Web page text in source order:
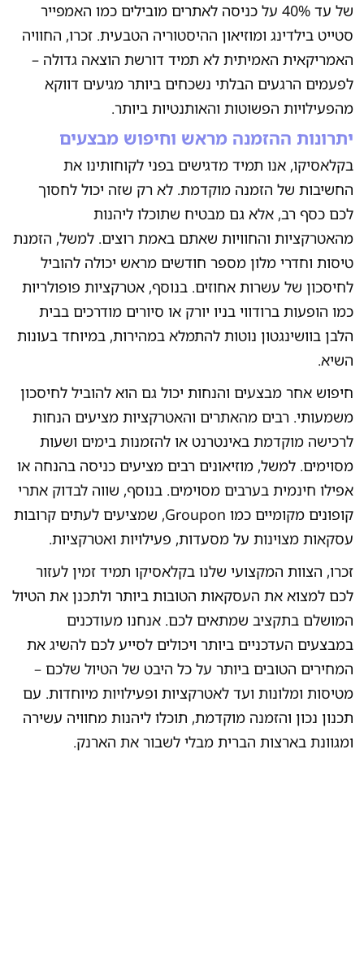
של עד 40% על כניסה לאתרים מובילים כמו האמפייר
סטייט בילדינג ומוזיאון ההיסטוריה הטבעית. זכרו, החוויה
האמריקאית האמיתית לא תמיד דורשת הוצאה גדולה –
לפעמים הרגעים הבלתי נשכחים ביותר מגיעים דווקא
מהפעילויות הפשוטות והאותנטיות ביותר.
יתרונות ההזמנה מראש וחיפוש מבצעים
בקלאסיקו, אנו תמיד מדגישים בפני לקוחותינו את
החשיבות של הזמנה מוקדמת. לא רק שזה יכול לחסוך
לכם כסף רב, אלא גם מבטיח שתוכלו ליהנות
מהאטרקציות והחוויות שאתם באמת רוצים. למשל, הזמנת
טיסות וחדרי מלון מספר חודשים מראש יכולה להוביל
לחיסכון של עשרות אחוזים. בנוסף, אטרקציות פופולריות
כמו הופעות ברודווי בניו יורק או סיורים מודרכים בבית
הלבן בוושינגטון נוטות להתמלא במהירות, במיוחד בעונות
השיא.
חיפוש אחר מבצעים והנחות יכול גם הוא להוביל לחיסכון
משמעותי. רבים מהאתרים והאטרקציות מציעים הנחות
לרכישה מוקדמת באינטרנט או להזמנות בימים ושעות
מסוימים. למשל, מוזיאונים רבים מציעים כניסה בהנחה או
אפילו חינמית בערבים מסוימים. בנוסף, שווה לבדוק אתרי
קופונים מקומיים כמו Groupon, שמציעים לעתים קרובות
עסקאות מצוינות על מסעדות, פעילויות ואטרקציות.
זכרו, הצוות המקצועי שלנו בקלאסיקו תמיד זמין לעזור
לכם למצוא את העסקאות הטובות ביותר ולתכנן את הטיול
המושלם בתקציב שמתאים לכם. אנחנו מעודכנים
במבצעים העדכניים ביותר ויכולים לסייע לכם להשיג את
המחירים הטובים ביותר על כל היבט של הטיול שלכם –
מטיסות ומלונות ועד לאטרקציות ופעילויות מיוחדות. עם
תכנון נכון והזמנה מוקדמת, תוכלו ליהנות מחוויה עשירה
ומגוונת בארצות הברית מבלי לשבור את הארנק.